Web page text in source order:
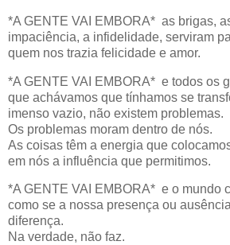
*A GENTE VAI EMBORA* as brigas,
impaciência, a infidelidade, serviram
quem nos trazia felicidade e amor.
*A GENTE VAI EMBORA* e todos os
que achávamos que tínhamos se
imenso vazio, não existem problemas.
Os problemas moram dentro de nós.
As coisas têm a energia que
em nós a influência que permitimos.
*A GENTE VAI EMBORA* e o mundo
como se a nossa presença ou
diferença.
Na verdade, não faz.